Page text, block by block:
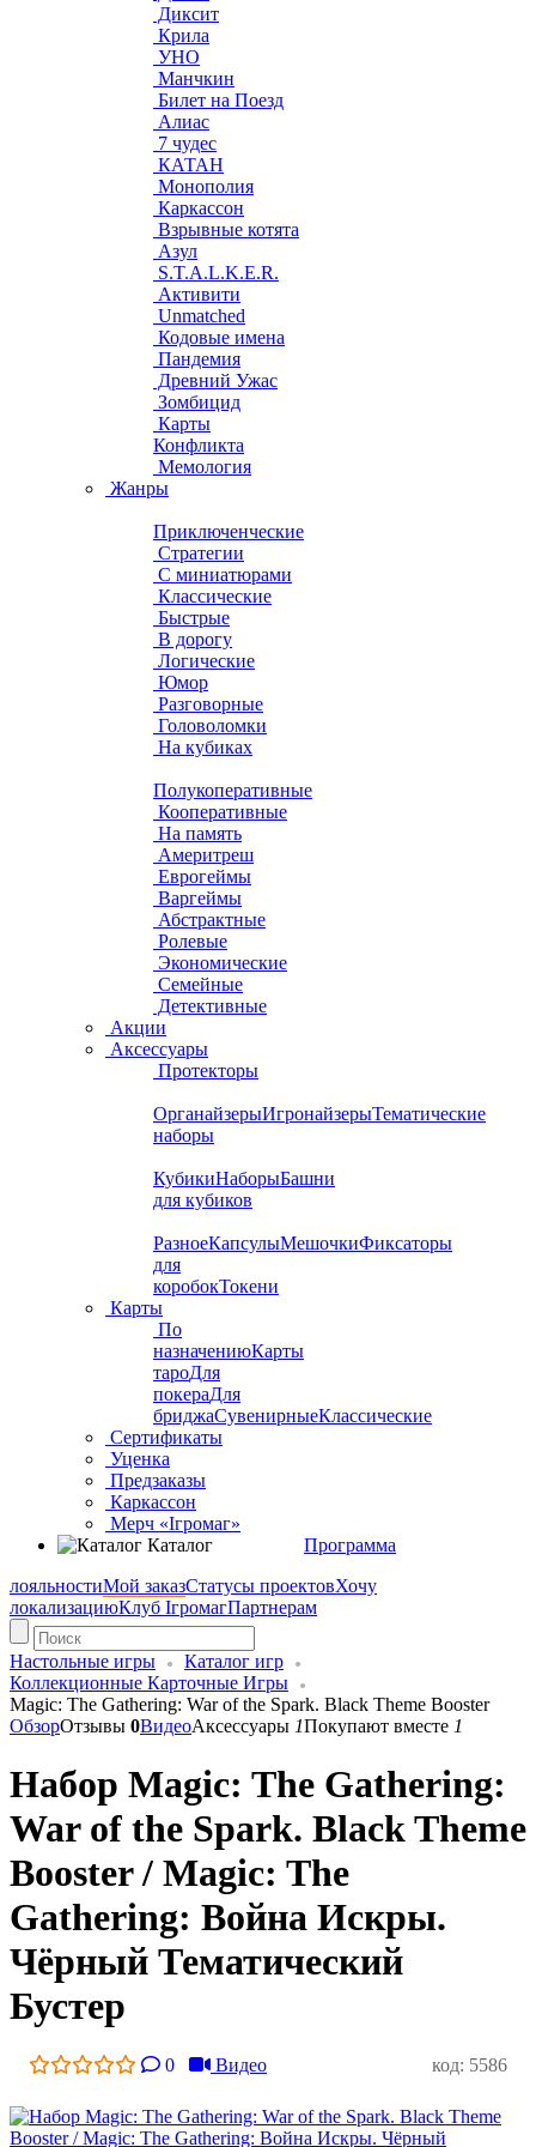
Диксит
Крила
УНО
Манчкин
Билет на Поезд
Алиас
7 чудес
КАТАН
Монополия
Каркассон
Взрывные котята
Азул
S.T.A.L.K.E.R.
Активити
Unmatched
Кодовые имена
Пандемия
Древний Ужас
Зомбицид
Карты
Конфликта
Мемология
Жанры
Приключенческие
Стратегии
С миниатюрами
Классические
Быстрые
В дорогу
Логические
Юмор
Разговорные
Головоломки
На кубиках
Полукоперативные
Кооперативные
На память
Америтреш
Еврогеймы
Варгеймы
Абстрактные
Ролевые
Экономические
Семейные
Детективные
Акции
Аксессуары
Протекторы
ОрганайзерыИгронайзерыТематические
наборы
КубикиНаборыБашни
для кубиков
РазноеКапсулыМешочкиФиксаторы
для
коробокТокени
Карты
По
назначениюКарты
тароДля
покераДля
бриджаСувенирныеКлассические
Сертификаты
Уценка
Предзаказы
Каркассон
Мерч «Ігромаг»
Каталог
Программа
лояльностиМой заказСтатусы проектовХочу
локализациюКлуб ІгромагПартнерам
Настольные игры
Каталог игр
Коллекционные Карточные Игры
Magic: The Gathering: War of the Spark. Black Theme Booster
ОбзорОтзывы 0ВидеоАксессуары 1Покупают вместе 1
Набор Magic: The Gathering:
War of the Spark. Black Theme
Booster / Magic: The
Gathering: Война Искры.
Чёрный Тематический
Бустер
0 Видео код: 5586